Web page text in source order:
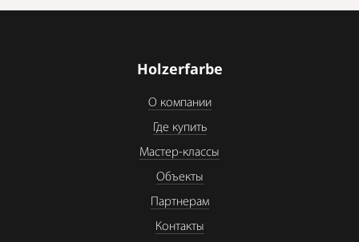
Holzerfarbe
О компании
Где купить
Мастер-классы
Объекты
Партнерам
Контакты